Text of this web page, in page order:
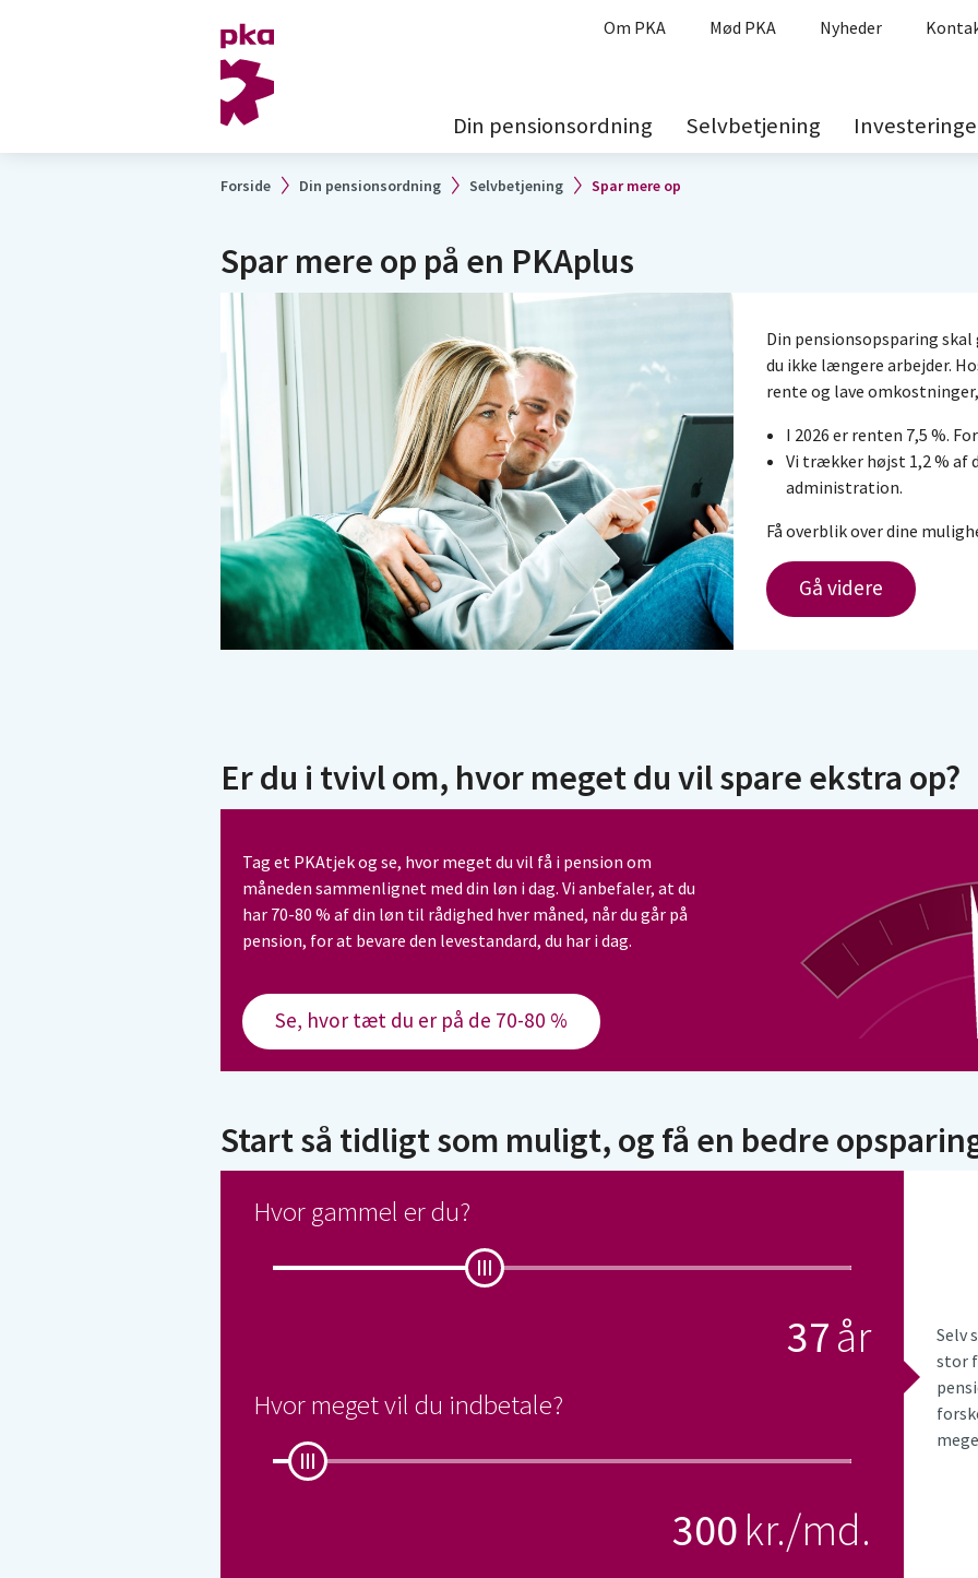
Om PKA Mød PKA Nyheder
Din pensionsordning Selvbetjening
Forside Din pensionsordning Selvbetjening Spar mere op
Spar mere op på en PKAplus
Din pensionsopsparing
du ikke længere arbejder.
rente og lave
I 2026 er renten 7,5 %.
Vi trækker højst 1,2 % af
administration.
Få overblik over dine
Gå videre
Er du i tvivl om, hvor meget du vil spare ekstra op?
Tag et PKAtjek og se, hvor meget du vil få i pension om
måneden sammenlignet med din løn i dag. Vi anbefaler, at du
har 70-80 % af din løn til rådighed hver måned, når du går på
pension, for at bevare den levestandard, du har i dag.
Se, hvor tæt du er på de 70-80 %
Start så tidligt som muligt, og få en bedre
Hvor gammel er du?
Hvor meget vil du indbetale?
Selv
stor